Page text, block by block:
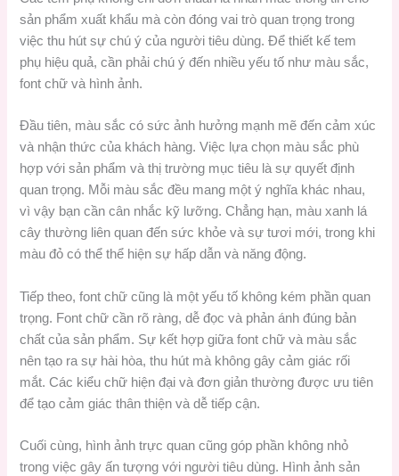
sản phẩm xuất khẩu mà còn đóng vai trò quan trọng trong
việc thu hút sự chú ý của người tiêu dùng. Để thiết kế tem
phụ hiệu quả, cần phải chú ý đến nhiều yếu tố như màu sắc,
font chữ và hình ảnh.
Đầu tiên, màu sắc có sức ảnh hưởng mạnh mẽ đến cảm xúc
và nhận thức của khách hàng. Việc lựa chọn màu sắc phù
hợp với sản phẩm và thị trường mục tiêu là sự quyết định
quan trọng. Mỗi màu sắc đều mang một ý nghĩa khác nhau,
vì vậy bạn cần cân nhắc kỹ lưỡng. Chẳng hạn, màu xanh lá
cây thường liên quan đến sức khỏe và sự tươi mới, trong khi
màu đỏ có thể thể hiện sự hấp dẫn và năng động.
Tiếp theo, font chữ cũng là một yếu tố không kém phần quan
trọng. Font chữ cần rõ ràng, dễ đọc và phản ánh đúng bản
chất của sản phẩm. Sự kết hợp giữa font chữ và màu sắc
nên tạo ra sự hài hòa, thu hút mà không gây cảm giác rối
mắt. Các kiểu chữ hiện đại và đơn giản thường được ưu tiên
để tạo cảm giác thân thiện và dễ tiếp cận.
Cuối cùng, hình ảnh trực quan cũng góp phần không nhỏ
trong việc gây ấn tượng với người tiêu dùng. Hình ảnh sản